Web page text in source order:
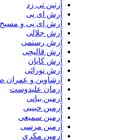
آرتین تی زد
آرش ای پی
آرش ای پی و مسیح
آرش جلالی
آرش رستمی
آرش قالیچی
آرش کایان
آرش نورائی
آرشاوین و عمران طاهری
آرمان علیدوست
آرمین بیانی
آرمین حبیبی
آرمین سمیعی
آرمین مرسی
آرمین مکری